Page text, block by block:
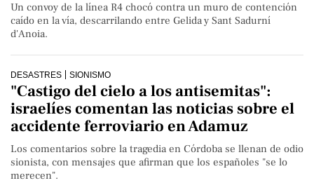
Un convoy de la línea R4 chocó contra un muro de contención
caído en la vía, descarrilando entre Gelida y Sant Sadurní
d'Anoia.
DESASTRES SIONISMO
"Castigo del cielo a los antisemitas":
israelíes comentan las noticias sobre el
accidente ferroviario en Adamuz
Los comentarios sobre la tragedia en Córdoba se llenan de odio
sionista, con mensajes que afirman que los españoles "se lo
merecen".